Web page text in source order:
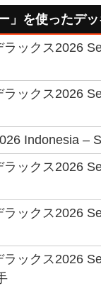
」を使ったデ
ラックス2026
ラックス2026
Indonesia –
ラックス2026
ラックス2026
ラックス2026